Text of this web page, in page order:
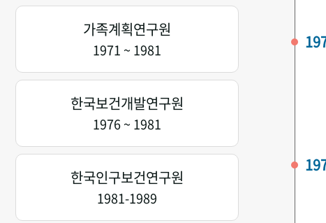
가족계획연구원
1971 ~ 1981
한국보건개발연구원
1976 ~ 1981
한국인구보건연구원
1981-1989